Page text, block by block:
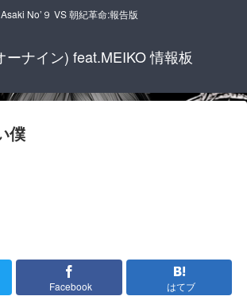
Asaki No’９ VS 朝紀革命:報告版
ーナイン) feat.MEIKO 情報板
僕
Facebook はてブ